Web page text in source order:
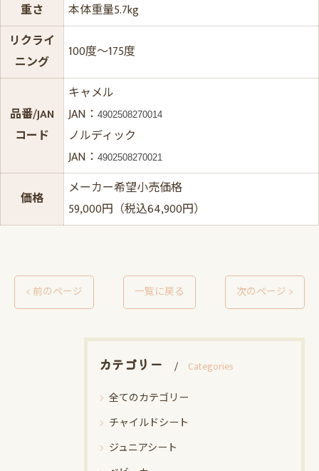
重さ
本体重量5.7kg
リクライ
ニング
100度〜175度
品番/JAN
コード
キャメル
JAN： 4902508270014
ノルディック
JAN： 4902508270021
価格
メーカー希望小売価格
59,000円（税込64,900円）
< 前のページ 一覧に戻る 次のページ >
カテゴリー Categories
全てのカテゴリー
チャイルドシート
ジュニアシート